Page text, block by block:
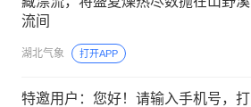
流间
湖北气象 打开APP
特邀用户：您好！请输入手机号，打